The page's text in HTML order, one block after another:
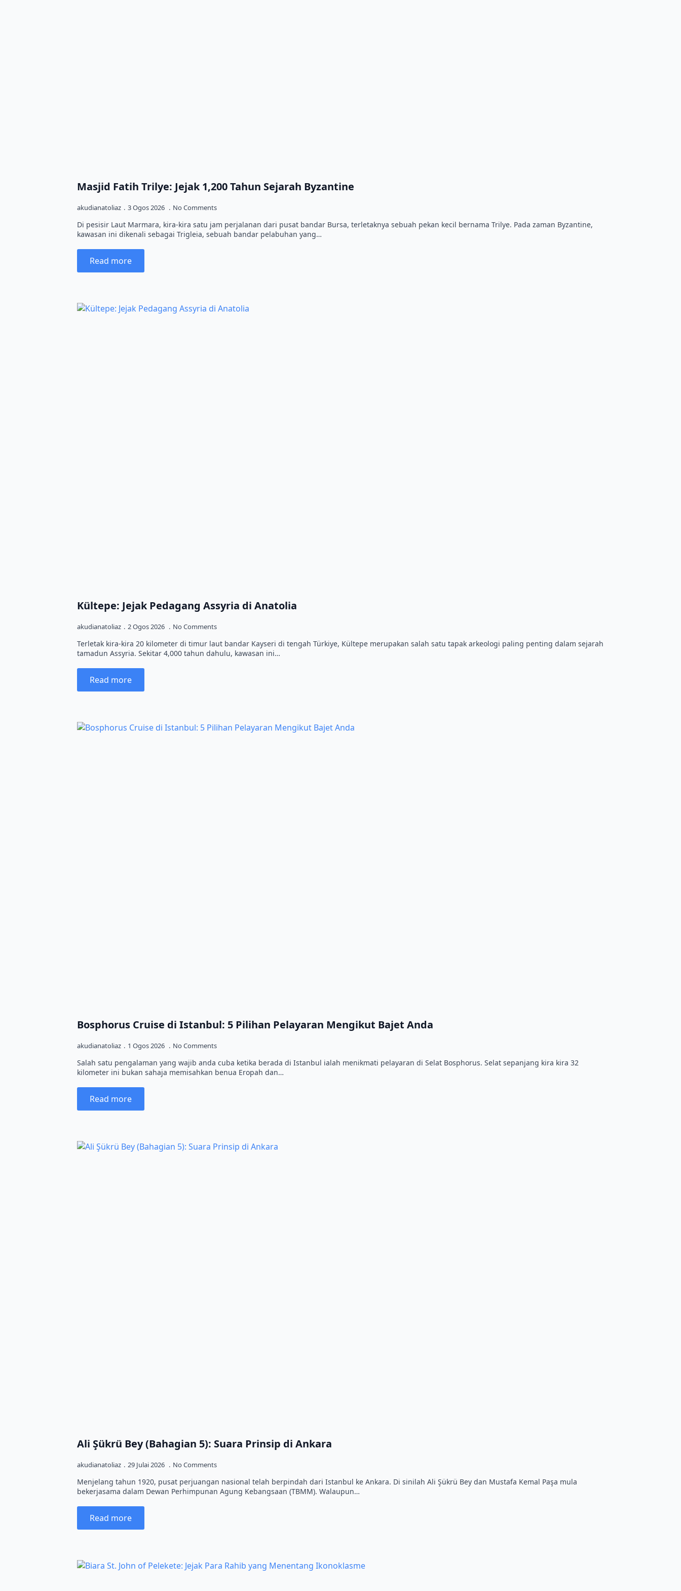
Masjid Fatih Trilye: Jejak 1,200 Tahun Sejarah Byzantine
akudianatoliaz 3 Ogos 2026 No Comments
Di pesisir Laut Marmara, kira-kira satu jam perjalanan dari pusat bandar Bursa, terletaknya sebuah pekan kecil bernama Trilye. Pada zaman Byzantine,
kawasan ini dikenali sebagai Trigleia, sebuah bandar pelabuhan yang…
Read more
Kültepe: Jejak Pedagang Assyria di Anatolia
akudianatoliaz 2 Ogos 2026 No Comments
Terletak kira-kira 20 kilometer di timur laut bandar Kayseri di tengah Türkiye, Kültepe merupakan salah satu tapak arkeologi paling penting dalam sejarah
tamadun Assyria. Sekitar 4,000 tahun dahulu, kawasan ini…
Read more
Bosphorus Cruise di Istanbul: 5 Pilihan Pelayaran Mengikut Bajet Anda
akudianatoliaz 1 Ogos 2026 No Comments
Salah satu pengalaman yang wajib anda cuba ketika berada di Istanbul ialah menikmati pelayaran di Selat Bosphorus. Selat sepanjang kira kira 32
kilometer ini bukan sahaja memisahkan benua Eropah dan…
Read more
Ali Şükrü Bey (Bahagian 5): Suara Prinsip di Ankara
akudianatoliaz 29 Julai 2026 No Comments
Menjelang tahun 1920, pusat perjuangan nasional telah berpindah dari Istanbul ke Ankara. Di sinilah Ali Şükrü Bey dan Mustafa Kemal Paşa mula
bekerjasama dalam Dewan Perhimpunan Agung Kebangsaan (TBMM). Walaupun…
Read more